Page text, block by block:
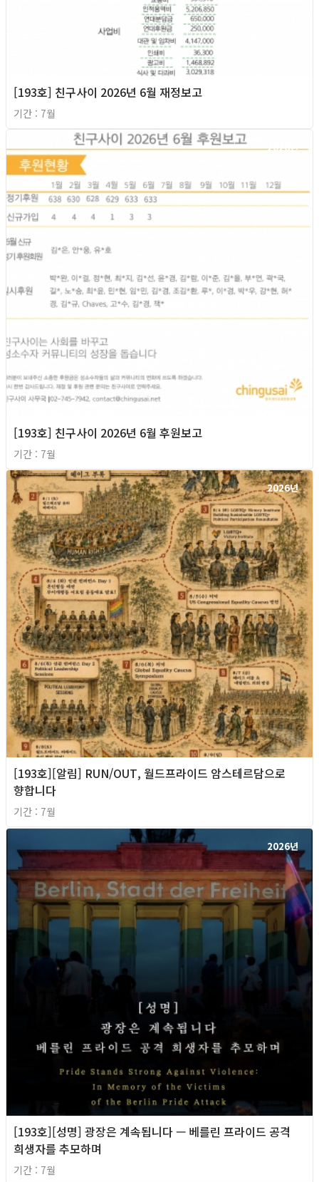
[193호] 친구사이 2026년 6월 재정보고
기간 : 7월
2026년
[193호] 친구사이 2026년 6월 후원보고
기간 : 7월
2026년
[193호][알림] RUN/OUT, 월드프라이드 암스테르담으로
향합니다
기간 : 7월
2026년
[193호][성명] 광장은 계속됩니다 — 베를린 프라이드 공격
희생자를 추모하며
기간 : 7월